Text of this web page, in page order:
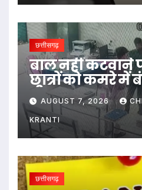
छत्तीसगढ़
बाल नहीं कटवाने
छात्रों को कमरे में
पीटा…
AUGUST 7, 2026
KRANTI
छत्तीसगढ़